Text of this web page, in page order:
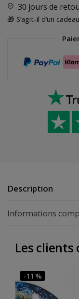
30 jours de
🎁 S’agit-il d’un
Description
Informations
Les
-11%